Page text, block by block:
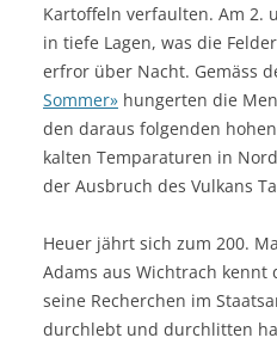
Kartoffeln verfaulten. Am 2.
in tiefe Lagen, was die
erfror über Nacht. Gemäss
Sommer» hungerten die
den daraus folgenden
kalten Temparaturen in
der Ausbruch des Vulkans
Heuer jährt sich zum 200.
Adams aus Wichtrach kennt
seine Recherchen im
durchlebt und durchlitten